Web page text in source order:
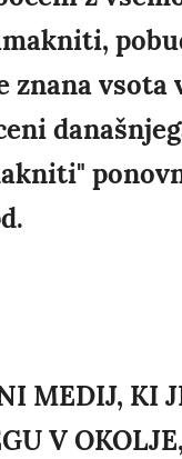
vsota
MEDIJ, KI
V